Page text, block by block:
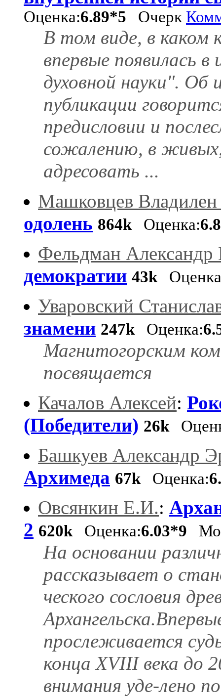
Оценка:6.89*5 Очерк
В том виде, в каком
впервые появилась
духовной науки". Об
публикации
предисловии и
сожалению, в
адресовать ...
Машковцев
одолень 864k Оценка:
Фельдман Александр
демократии 43k
Уваровский
знамени 247k Оценка:
Магнитогорским
посвящается
Качалов Алексей:
(Победители) 26k
Башкуев Александр
Архимеда 67k Оценка:
Овсянкин Е.И.:
2 620k Оценка:6.03*9
На основании
рассказывает о
ческого сословия
прослеживается
конца XVIII века до
внимания уде-лено